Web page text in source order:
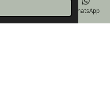
WhatsApp